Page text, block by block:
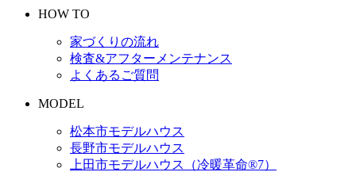
HOW TO
家づくりの流れ
検査&アフターメンテナンス
よくあるご質問
MODEL
松本市モデルハウス
長野市モデルハウス
上田市モデルハウス（冷暖革命®︎7）